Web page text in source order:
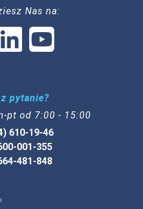
Nas na:
pytanie?
pt od 7:00 - 15:00
610-19-46
001-355
481-848